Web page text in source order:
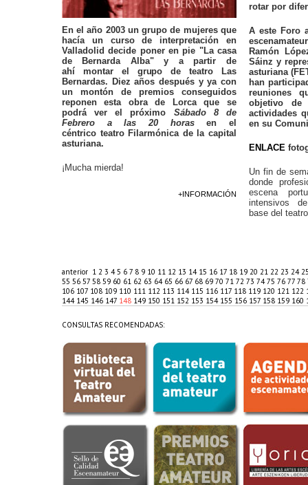
En el año 2003 un grupo de mujeres que
hacía un curso de interpretación en
Valladolid decide poner en pie "La casa
de Bernarda Alba" y a partir de
ahí montar el grupo de teatro Las
Bernardas. Diez años después y ya con
un montón de premios conseguidos
reponen esta obra de Lorca que se
podrá ver el próximo Sábado 8 de
Febrero a las 20 horasen el
céntrico teatro Filarmónica de la capital
asturiana.
¡Mucha mierda!
+INFORMACIÓN
rotar por
A este Foro
Ramón
Sáinz y
asturiana
han
reuniones
objetivo de
actividades
en su
ENLACE
Un fin de
donde
escena
intensivos
base del
anterior 1 2 3 45 6 7 8 9 10 11 12 13 14 15 16 17 18 19 20 21 22 23 24
55 56 57 58 59 60 61 62 63 64 65 66 67 68 69 70 71 72 73 7475 76 77 78
106 107 108 109 110 111 112 113 114 115 116 117 118 119 120 121 122
144 145 146 147 148 149 150 151 152 153 154 155 156 157 158 159 160
CONSULTAS RECOMENDADAS: